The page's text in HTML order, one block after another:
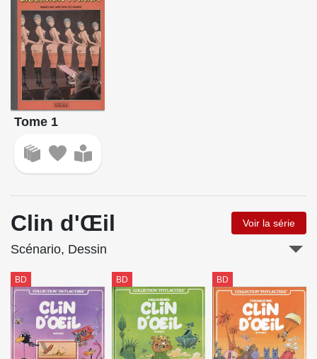
Tome 1
Clin d'Œil Voir la série
Scénario, Dessin
BD BD BD